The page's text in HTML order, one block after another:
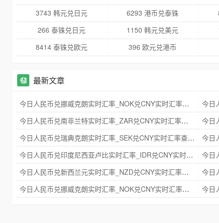
3743 韩元兑日元
6293 港币兑泰铢
266 泰铢兑日元
1150 韩元兑美元
8414 泰铢兑欧元
396 欧元兑港币
最新文章
今日人民币兑挪威克朗实时汇率_NOK兑CNY实时汇率查询 2025年09月21日
今日人民币兑南非兰特实时汇率_ZAR兑CNY实时汇率查询 2025年09月21日
今日人民币兑瑞典克朗实时汇率_SEK兑CNY实时汇率查询 2025年09月21日
今日人民币兑印度尼西亚卢比实时汇率_IDR兑CNY实时汇率查询 2025年09月21日
今日人民币兑新西兰元实时汇率_NZD兑CNY实时汇率查询 2025年09月21日
今日人民币兑挪威克朗实时汇率_NOK兑CNY实时汇率查询 2025年09月21日